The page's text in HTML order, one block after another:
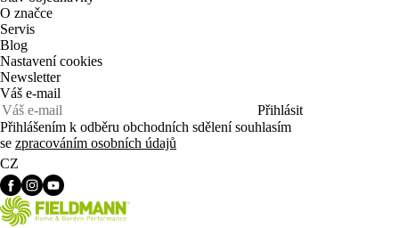
O značce
Servis
Blog
Nastavení cookies
Newsletter
Váš e-mail
Přihlásit
Přihlášením k odběru obchodních sdělení souhlasím
se zpracováním osobních údajů
CZ